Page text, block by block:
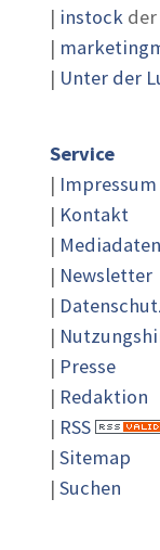
| instock
|
| Unter der
Service
| Impressum
| Kontakt
| Mediadaten
| Newsletter
|
|
| Presse
| Redaktion
| RSS
| Sitemap
| Suchen